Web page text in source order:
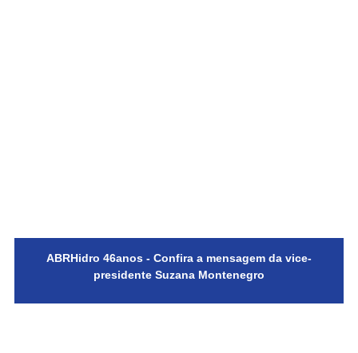
ABRHidro 46anos - Confira a mensagem da vice-
presidente Suzana Montenegro